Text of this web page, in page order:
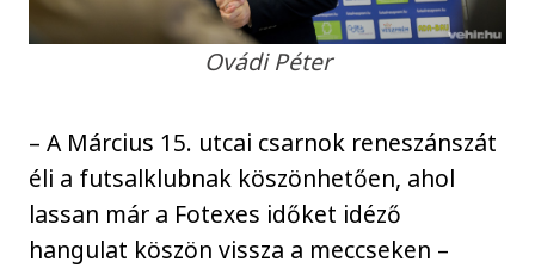
Ovádi Péter
– A Március 15. utcai csarnok reneszánszát
éli a futsalklubnak köszönhetően, ahol
lassan már a Fotexes időket idéző
hangulat köszön vissza a meccseken –